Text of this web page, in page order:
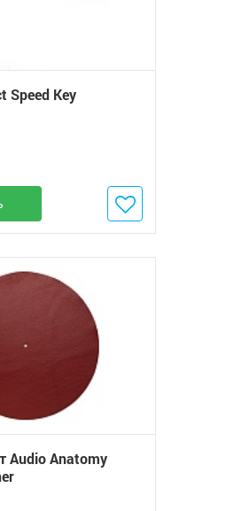
Speed Key
в избранное
Audio Anatomy